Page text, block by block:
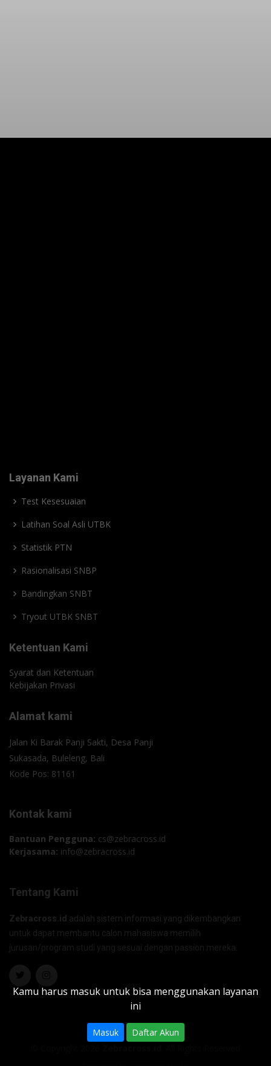
Kamu harus masuk untuk bisa menggunakan layanan
ini
Masuk Daftar Akun
Layanan Kami
Test Kesesuaian
Latihan Soal Asli UTBK
Statistik PTN
Rasionalisasi SNBP
Bandingkan SNBT
Tryout UTBK SNBT
Ketentuan Kami
Syarat dan Ketentuan
Kebijakan Privasi
Alamat kami
Jalan Ki Barak Panji Sakti, Desa Panji
Sukasada, Buleleng, Bali
Kode Pos: 81161
Kontak kami
Bantuan Pengguna: cs@zebracross.id
Kerjasama: info@zebracross.id
Tentang Kami
Zebracross.id adalah sistem informasi yang dikembangkan
untuk dapat membantu calon mahasiswa memilih
jurusan/program studi yang sesuai dengan passion mereka.